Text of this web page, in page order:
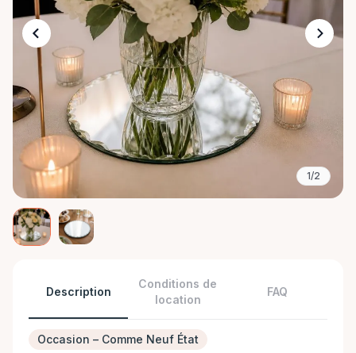
1/2
Description
Conditions de
location
FAQ
Occasion – Comme Neuf État